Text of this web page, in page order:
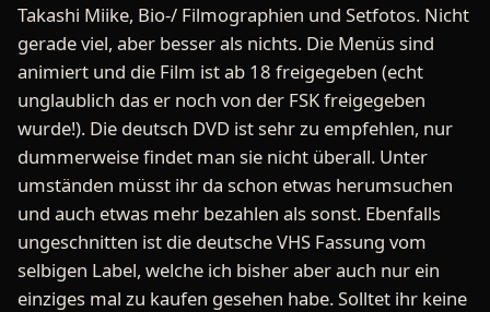
Takashi Miike, Bio-/ Filmographien und Setfotos. Nicht
gerade viel, aber besser als nichts. Die Menüs sind
animiert und die Film ist ab 18 freigegeben (echt
unglaublich das er noch von der FSK freigegeben
wurde!). Die deutsch DVD ist sehr zu empfehlen, nur
dummerweise findet man sie nicht überall. Unter
umständen müsst ihr da schon etwas herumsuchen
und auch etwas mehr bezahlen als sonst. Ebenfalls
ungeschnitten ist die deutsche VHS Fassung vom
selbigen Label, welche ich bisher aber auch nur ein
einziges mal zu kaufen gesehen habe. Solltet ihr keine